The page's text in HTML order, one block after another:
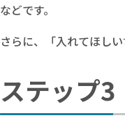
などです。
さらに、「入れてほし
ステップ